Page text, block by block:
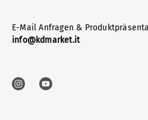
E-Mail Anfragen &
info@kdmarket.it